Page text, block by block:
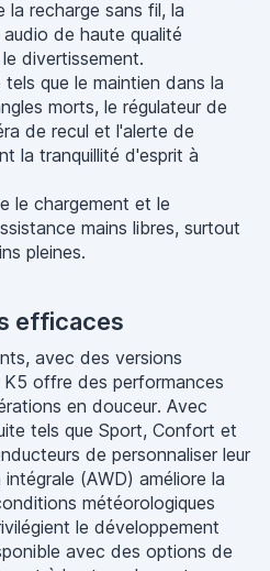
la recharge sans fil, la
de haute qualité
divertissement.
que le maintien dans la
morts, le régulateur de
de recul et l'alerte de
la tranquillité d'esprit à
le chargement et le
mains libres, surtout
pleines.
efficaces
avec des versions
offre des performances
en douceur. Avec
tels que Sport, Confort et
de personnaliser leur
(AWD) améliore la
météorologiques
le développement
avec des options de